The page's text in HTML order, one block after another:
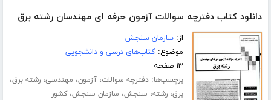
دانلود کتاب دفترچه سوالات آزمون حرفه ای مهندسان رشته برق
از:سازمان سنجش
موضوع:کتاب‌های درسی و دانشجویی
۱۳ صفحه
برچسب‌ها:دفترچه سوالات،آزمون، مهندسی،رشته برق،
برق،رشته، سنجش، سازمان سنجش،کشور